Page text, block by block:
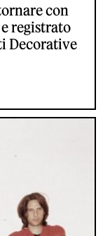
con
registrato
Decorative